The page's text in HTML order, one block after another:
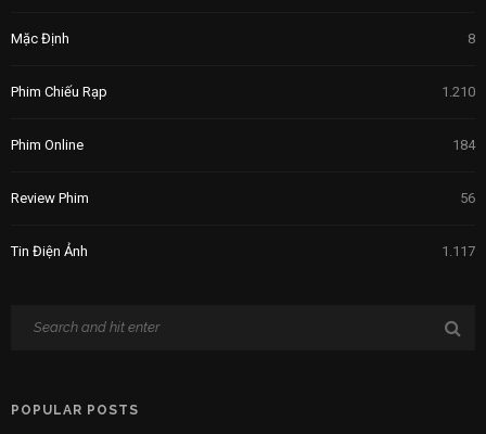
Mặc Định 8
Phim Chiếu Rạp 1.210
Phim Online 184
Review Phim 56
Tin Điện Ảnh 1.117
POPULAR POSTS